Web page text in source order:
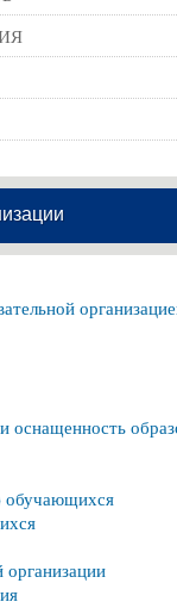
оснащенность
обучающихся
организации